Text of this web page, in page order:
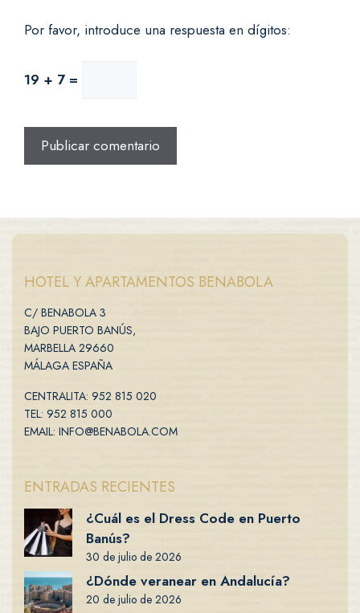
Por favor, introduce una respuesta en dígitos:
19 + 7 =
HOTEL Y APARTAMENTOS BENABOLA
C/ BENABOLA 3
BAJO PUERTO BANÚS,
MARBELLA 29660
MÁLAGA ESPAÑA
CENTRALITA: 952 815 020
TEL: 952 815 000
EMAIL: INFO@BENABOLA.COM
ENTRADAS RECIENTES
¿Cuál es el Dress Code en Puerto
Banús?
30 de julio de 2026
¿Dónde veranear en Andalucía?
20 de julio de 2026